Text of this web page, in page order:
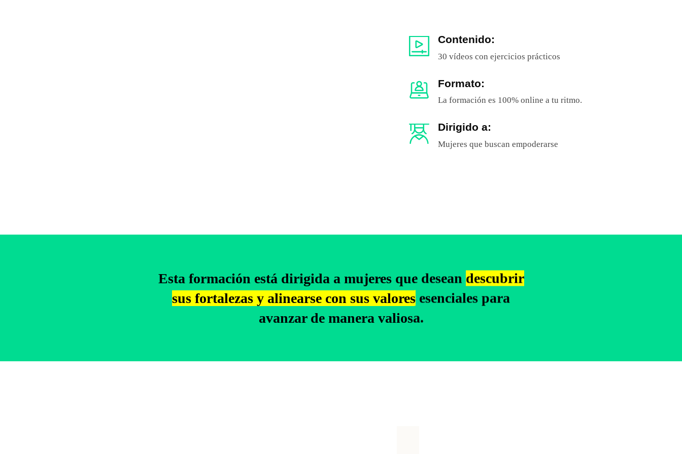
Contenido:
30 vídeos con ejercicios prácticos
Formato:
La formación es 100% online a tu ritmo.
Dirigido a:
Mujeres que buscan empoderarse
Esta formación está dirigida a mujeres que desean descubrir
sus fortalezas y alinearse con sus valores esenciales para
avanzar de manera valiosa.